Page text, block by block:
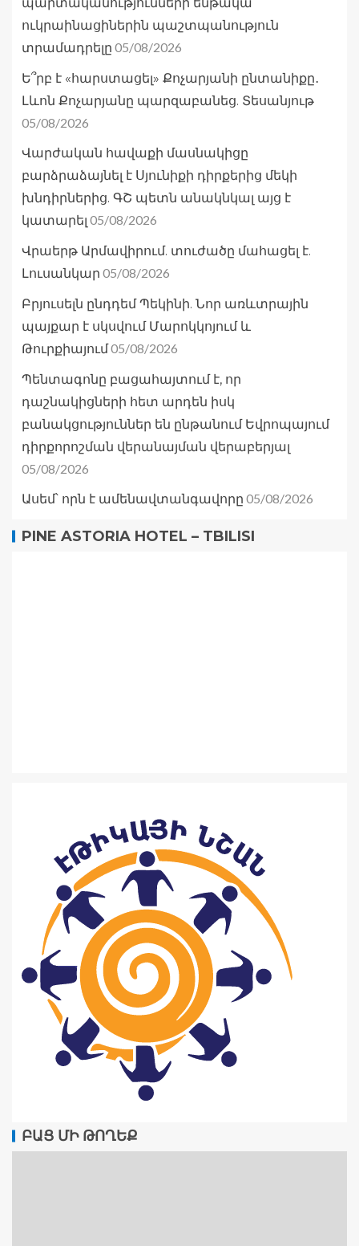
ուկրաինացիներին պաշտպանություն
տրամադրելը 05/08/2026
Ե՞րբ է «հարստացել» Քոչարյանի ընտանիքը․
Լևոն Քոչարյանը պարզաբանեց. Տեսանյութ
05/08/2026
Վարժական հավաքի մասնակիցը
բարձրաձայնել է Սյունիքի դիրքերից մեկի
խնդիրներից. ԳՇ պետն անակնկալ այց է
կատարել 05/08/2026
Վրաերթ Արմավիրում. տուժածը մահացել է.
Լուսանկար 05/08/2026
Բրյուսելն ընդդեմ Պեկինի. Նոր առևտրային
պայքար է սկսվում Մարոկկոյում և
Թուրքիայում05/08/2026
Պենտագոնը բացահայտում է, որ
դաշնակիցների հետ արդեն իսկ
բանակցություններ են ընթանում Եվրոպայում
դիրքորոշման վերանայման վերաբերյալ
05/08/2026
Ասեմ՝ որն է ամենավտանգավորը 05/08/2026
PINE ASTORIA HOTEL – TBILISI
ԲԱՑ ՄԻ ԹՈՂԵՔ